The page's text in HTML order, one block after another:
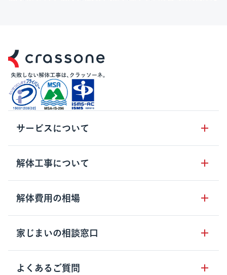
サービスについて
サービスの流れ
サービスのメリット
クラッソーネの自治体連携
解体工事について
解体工事の基礎知識
解体工事に関わる法律
用語集
解体費用の相場
木造住宅の相場
鉄骨造住宅の相場
RC造住宅の相場
家じまいの相談窓口
家じまいの相談窓口
よくあるご質問